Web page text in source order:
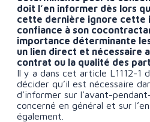
doit l’en informer dès lors
cette dernière ignore cette
confiance à son
importance déterminante
un lien direct et nécessaire
contrat ou la qualité des
Il y a dans cet article L1112-1
décider qu’il est nécessaire
d’informer sur l’avant-
concerné en général et sur
également.